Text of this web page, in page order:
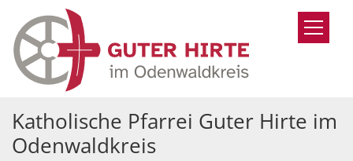
Zum Inhalt springen
Katholische Pfarrei Guter Hirte im
Odenwaldkreis